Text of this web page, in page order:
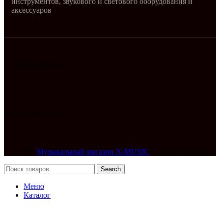
аксессуаров
Музыкальный магазин X-MUSIC
Search
Меню
Каталог